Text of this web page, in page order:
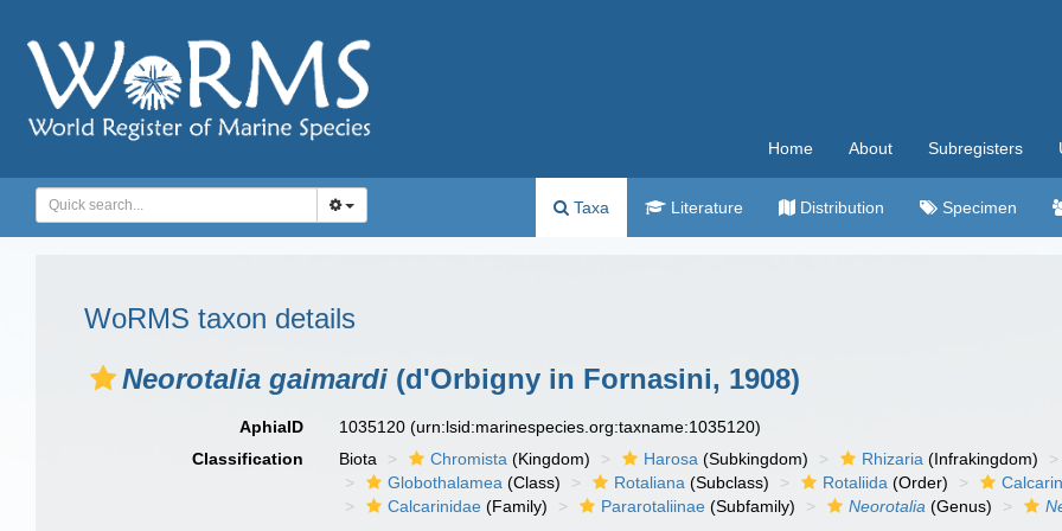
Home About Subregisters
Taxa Literature Distribution Specimen
WoRMS taxon details
Neorotalia gaimardi (d'Orbigny in Fornasini, 1908)
AphiaID 1035120(urn:lsid:marinespecies.org:taxname:1035120)
Classification
Biota Chromista (Kingdom) Harosa (Subkingdom) Rhizaria (Infrakingdom)
Globothalamea (Class) Rotaliana (Subclass) Rotaliida (Order)
Calcarinidae (Family) Pararotaliinae (Subfamily) Neorotalia (Genus)